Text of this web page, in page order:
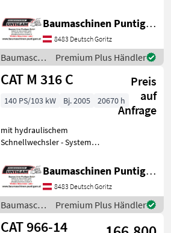
Referenznummer: 13826
Baumaschinen Puntigam
GmbH Unser Spezialgebiet:
Ankauf - Verkauf - Vermi
Baumaschinen Puntigam GmbH
8483 Deutsch Goritz
Baumaschinen
/ CAT
Premium Plus Händler
CAT M 316 C
Preis
auf
Anfrage
140 PS/103 kW Bj. 2005 20670 h
mit hydraulischem
Schnellwechsler - System
1 Böschungslöffel
hydraulisch, 1 Tieflöffel
Baumaschinen Puntigam
GmbH Unser Spezialgebiet:
A
Baumaschinen Puntigam GmbH
8483 Deutsch Goritz
Baumaschinen
/ CAT
Premium Plus Händler
CAT 966-14